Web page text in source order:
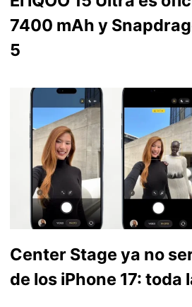
7400 mAh y
5
Center Stage ya no
de los iPhone 17: toda